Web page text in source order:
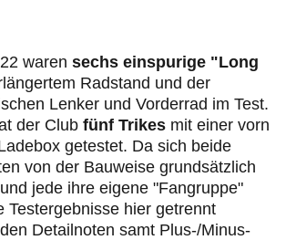
waren sechs einspurige "Long
Radstand und der
Lenker und Vorderrad im Test.
der Club fünf Trikes mit einer vorn
getestet. Da sich beide
von der Bauweise grundsätzlich
jede ihre eigene "Fangruppe"
Testergebnisse hier getrennt
Detailnoten samt Plus-/Minus-